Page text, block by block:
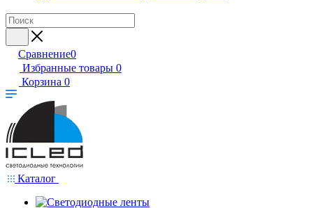
Сравнение0
Избранные товары 0
Корзина 0
Каталог